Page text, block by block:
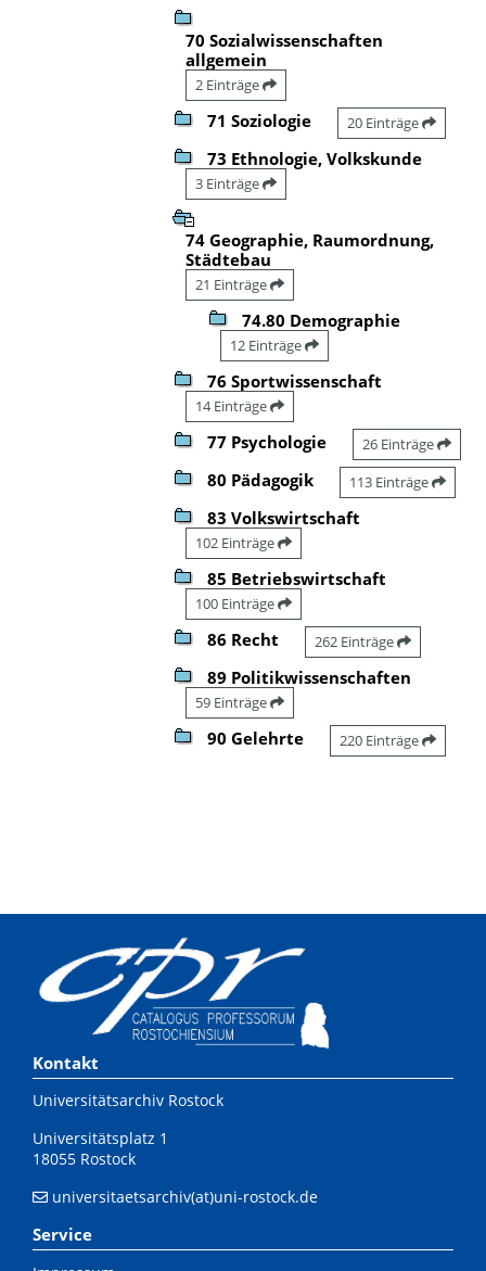
70 Sozialwissenschaften
allgemein
2 Einträge
71 Soziologie 20 Einträge
73 Ethnologie, Volkskunde
3 Einträge
74 Geographie, Raumordnung,
Städtebau
21 Einträge
74.80 Demographie
12 Einträge
76 Sportwissenschaft
14 Einträge
77 Psychologie 26 Einträge
80 Pädagogik 113 Einträge
83 Volkswirtschaft
102 Einträge
85 Betriebswirtschaft
100 Einträge
86 Recht 262 Einträge
89 Politikwissenschaften
59 Einträge
90 Gelehrte 220 Einträge
Kontakt
Universitätsarchiv Rostock
Universitätsplatz 1
18055 Rostock
universitaetsarchiv(at)uni-rostock.de
Service